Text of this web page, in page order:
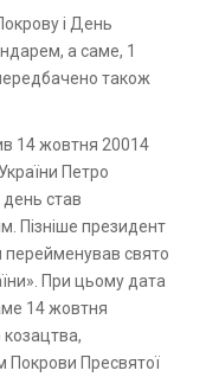
і День
а саме, 1
також
14 жовтня 20014
Петро
став
Пізніше президент
свято
При цьому дата
14 жовтня
козацтва,
Покрови Пресвятої